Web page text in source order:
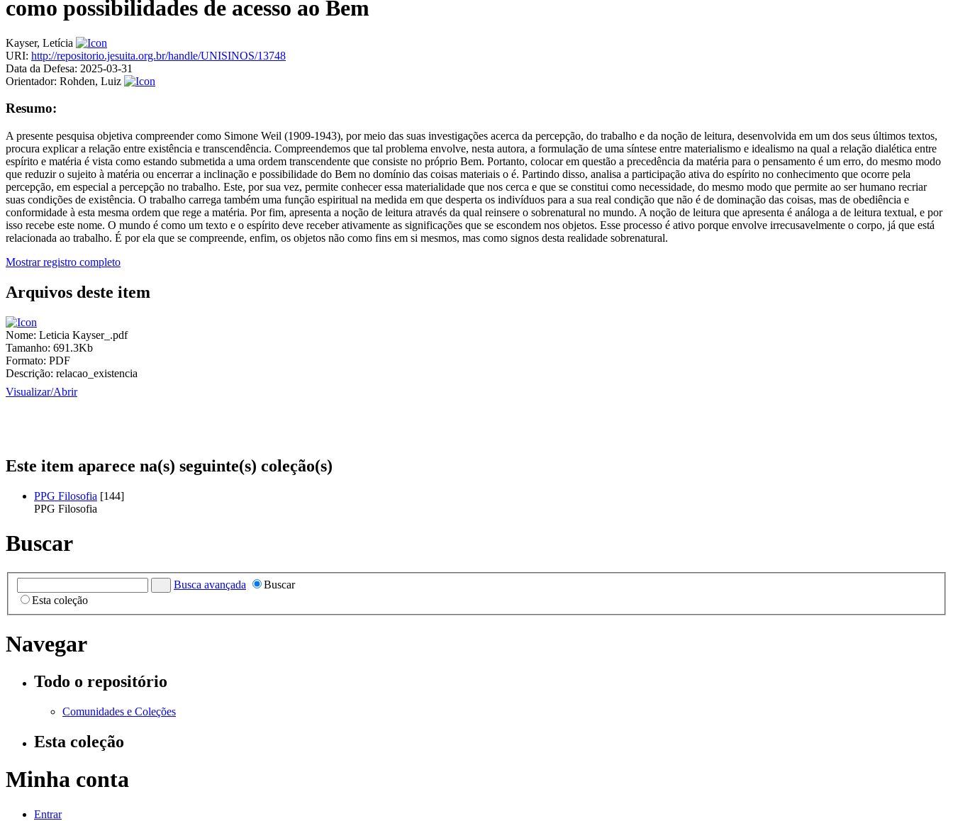
como possibilidades de acesso ao Bem
Kayser, Letícia
URI: http://repositorio.jesuita.org.br/handle/UNISINOS/13748
Data da Defesa: 2025-03-31
Orientador: Rohden, Luiz
Resumo:
A presente pesquisa objetiva compreender como Simone Weil (1909-1943), por meio das suas investigações acerca da percepção, do trabalho e da noção de leitura, desenvolvida em um dos seus últimos textos,
procura explicar a relação entre existência e transcendência. Compreendemos que tal problema envolve, nesta autora, a formulação de uma síntese entre materialismo e idealismo na qual a relação dialética entre
espírito e matéria é vista como estando submetida a uma ordem transcendente que consiste no próprio Bem. Portanto, colocar em questão a precedência da matéria para o pensamento é um erro, do mesmo modo
que reduzir o sujeito à matéria ou encerrar a inclinação e possibilidade do Bem no domínio das coisas materiais o é. Partindo disso, analisa a participação ativa do espírito no conhecimento que ocorre pela
percepção, em especial a percepção no trabalho. Este, por sua vez, permite conhecer essa materialidade que nos cerca e que se constitui como necessidade, do mesmo modo que permite ao ser humano recriar
suas condições de existência. O trabalho carrega também uma função espiritual na medida em que desperta os indivíduos para a sua real condição que não é de dominação das coisas, mas de obediência e
conformidade à esta mesma ordem que rege a matéria. Por fim, apresenta a noção de leitura através da qual reinsere o sobrenatural no mundo. A noção de leitura que apresenta é análoga a de leitura textual, e por
isso recebe este nome. O mundo é como um texto e o espírito deve receber ativamente as significações que se escondem nos objetos. Esse processo é ativo porque envolve irrecusavelmente o corpo, já que está
relacionada ao trabalho. É por ela que se compreende, enfim, os objetos não como fins em si mesmos, mas como signos desta realidade sobrenatural.
Mostrar registro completo
Arquivos deste item
Nome: Leticia Kayser_.pdf
Tamanho: 691.3Kb
Formato: PDF
Descrição: relacao_existencia
Visualizar/Abrir
Este item aparece na(s) seguinte(s) coleção(s)
PPG Filosofia [144]
PPG Filosofia
Buscar
Busca avançada
Buscar
Esta coleção
Navegar
Todo o repositório
Comunidades e Coleções
Esta coleção
Minha conta
Entrar